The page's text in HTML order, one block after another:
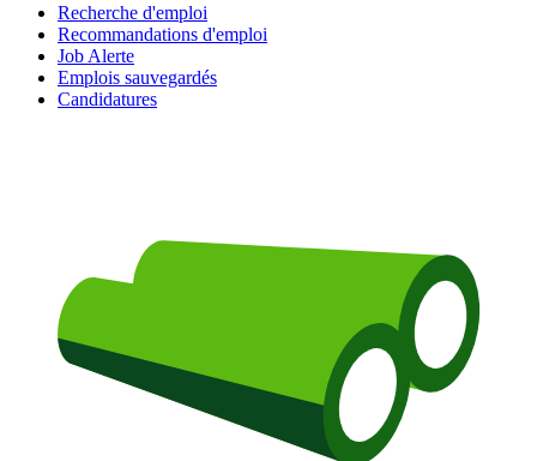
Recherche d'emploi
Recommandations d'emploi
Job Alerte
Emplois sauvegardés
Candidatures